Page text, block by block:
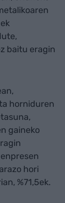
baitu eragin
horniduren
gaineko
hori
%71,5ek.